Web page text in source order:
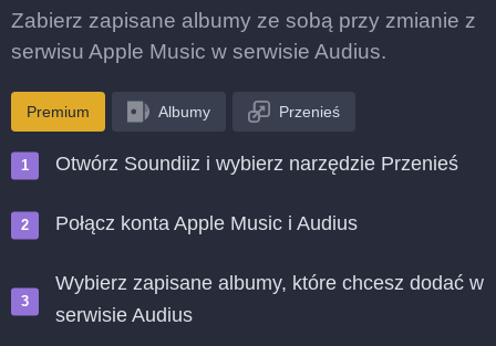
Zabierz zapisane albumy ze sobą przy zmianie z
serwisu Apple Music w serwisie Audius.
Premium Albumy Przenieś
Otwórz Soundiiz i wybierz narzędzie Przenieś
Połącz konta Apple Music i Audius
Wybierz zapisane albumy, które chcesz dodać w
serwisie Audius